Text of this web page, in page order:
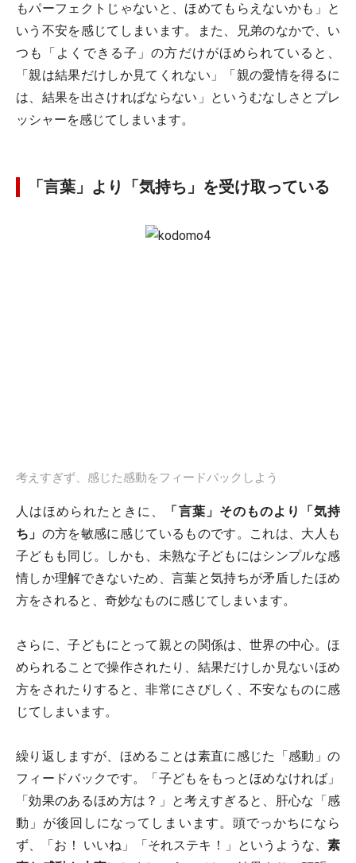
もパーフェクトじゃないと、ほめてもらえないかも」と
いう不安を感じてしまいます。また、兄弟のなかで、い
つも「よくできる子」の方だけがほめられていると、
「親は結果だけしか見てくれない」「親の愛情を得るに
は、結果を出さければならない」というむなしさとプレ
ッシャーを感じてしまいます。
「言葉」より「気持ち」を受け取っている
考えすぎず、感じた感動をフィードバックしよう
人はほめられたときに、
「言葉」そのものより「気持
ち」 の方を敏感に感じているものです。これは、大人も
子どもも同じ。しかも、未熟な子どもにはシンプルな感
情しか理解できないため、言葉と気持ちが矛盾したほめ
方をされると、奇妙なものに感じてしまいます。
さらに、子どもにとって親との関係は、世界の中心。ほ
められることで操作されたり、結果だけしか見ないほめ
方をされたりすると、非常にさびしく、不安なものに感
じてしまいます。
繰り返しますが、ほめることは素直に感じた「感動」の
フィードバックです。「子どもをもっとほめなければ」
「効果のあるほめ方は？」と考えすぎると、肝心な「感
動」が後回しになってしまいます。頭でっかちになら
ず、「お！ いいね」「それステキ！」というような、 素